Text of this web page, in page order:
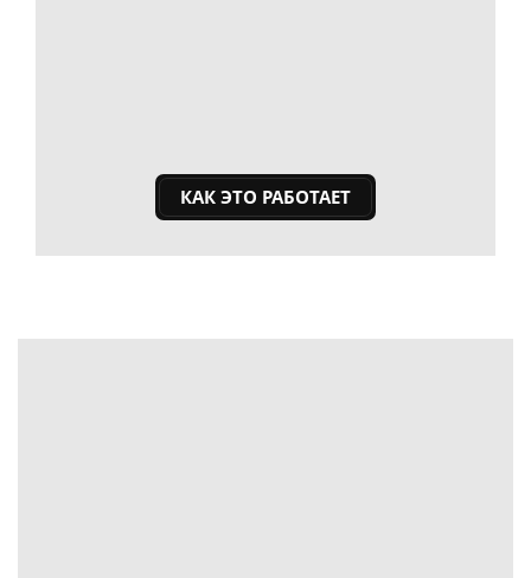
КАК ЭТО РАБОТАЕТ